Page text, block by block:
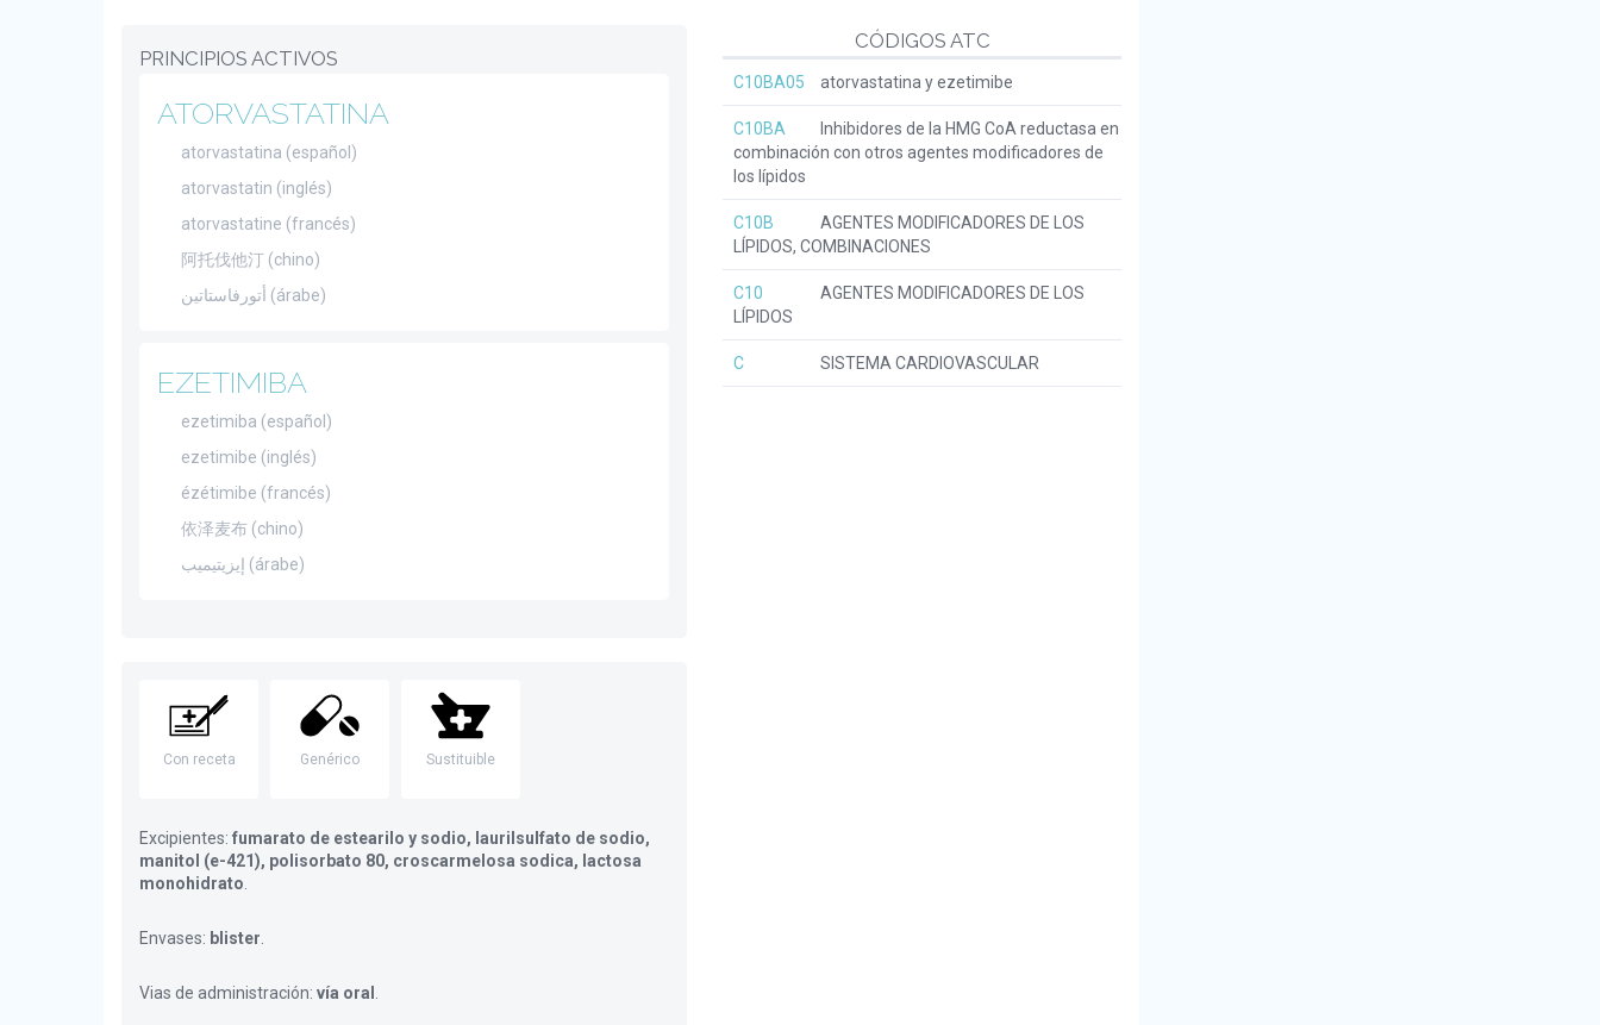
CÓDIGOS ATC
C10BA05 atorvastatina y ezetimibe
C10BA
Inhibidores de la HMG CoA reductasa en
combinación con otros agentes modificadores de
los lípidos
C10B
AGENTES MODIFICADORES DE LOS
LÍPIDOS, COMBINACIONES
C10
AGENTES MODIFICADORES DE LOS
LÍPIDOS
C SISTEMA CARDIOVASCULAR
PRINCIPIOS ACTIVOS
ATORVASTATINA
atorvastatina (español)
atorvastatin (inglés)
atorvastatine (francés)
阿托伐他汀 (chino)
أتورفاستاتين (árabe)
EZETIMIBA
ezetimiba (español)
ezetimibe (inglés)
ézétimibe (francés)
依泽麦布 (chino)
إيزيتيميب (árabe)
Con receta Genérico Sustituible
Excipientes: fumarato de estearilo y sodio, laurilsulfato de sodio,
manitol (e-421), polisorbato 80, croscarmelosa sodica, lactosa
monohidrato
Envases: blister
Vias de administración: vía oral